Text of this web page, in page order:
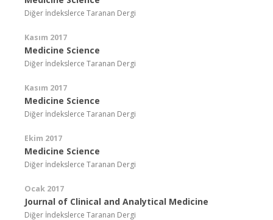
Diğer İndekslerce Taranan Dergi
Kasım 2017
Medicine Science
Diğer İndekslerce Taranan Dergi
Kasım 2017
Medicine Science
Diğer İndekslerce Taranan Dergi
Ekim 2017
Medicine Science
Diğer İndekslerce Taranan Dergi
Ocak 2017
Journal of Clinical and Analytical Medicine
Diğer İndekslerce Taranan Dergi